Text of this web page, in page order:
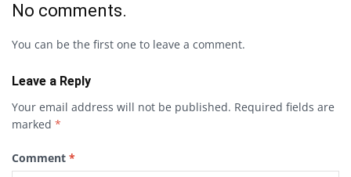
No comments.
You can be the first one to leave a comment.
Leave a Reply
Your email address will not be published. Required fields are
marked *
Comment *